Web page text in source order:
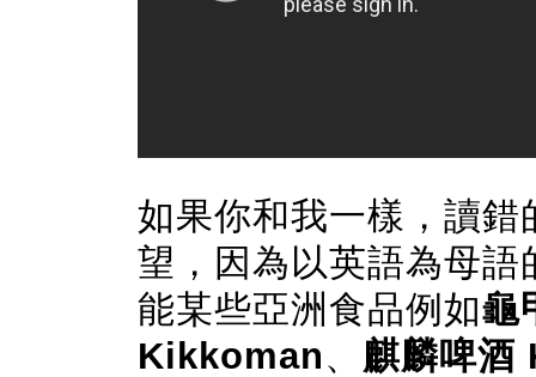
如果你和我一樣，讀
望，因為以英語為母
能某些亞洲食品例如龜
Kikkoman、 麒麟啤酒